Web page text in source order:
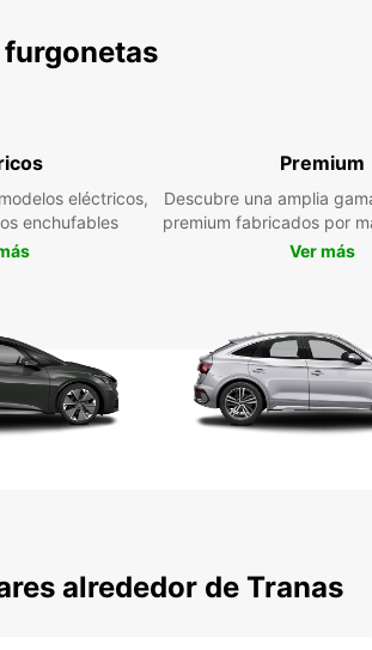
eléctricos,
enchufables
Premium
Descubre una amplia
premium fabricados por
Ver más
alrededor de Tranas